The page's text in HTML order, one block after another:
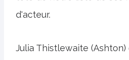
d'acteur.
Julia Thistlewaite